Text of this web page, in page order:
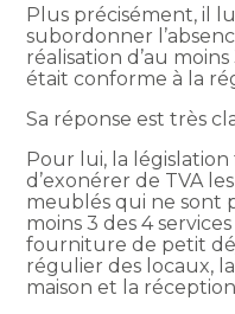
Plus précisément, il
subordonner
réalisation d’au
était conforme à la
Sa réponse est très
Pour lui, la
d’exonérer de TVA
meublés qui ne sont
moins 3 des 4
fourniture de petit
régulier des locaux,
maison et la